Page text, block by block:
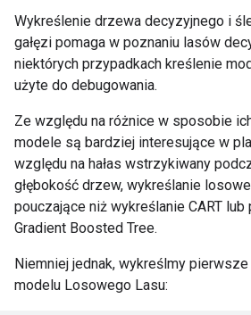
[INFO random_forest.cc:628]
[INFO random_forest.cc:628]
[INFO random_forest.cc:628]
[INFO random_forest.cc:628]
[INFO random_forest.cc:628]
[INFO random_forest.cc:628]
[INFO random_forest.cc:628]
[INFO random_forest.cc:628]
[INFO random_forest.cc:628]
[INFO random_forest.cc:628]
[INFO random_forest.cc:628]
[INFO random_forest.cc:696]
[INFO kernel.cc:836] Save
[INFO kernel.cc:988] Loading
Wykreślenie drzewa decyzyjnego i
gałęzi pomaga w poznaniu lasów
niektórych przypadkach kreślenie
użyte do debugowania.
Ze względu na różnice w sposobie
modele są bardziej interesujące w
względu na hałas wstrzykiwany
głębokość drzew, wykreślanie
pouczające niż wykreślanie CART
Gradient Boosted Tree.
Niemniej jednak, wykreślmy
modelu Losowego Lasu: